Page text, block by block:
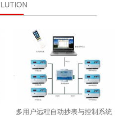
多用户远程自动抄表与控制系统